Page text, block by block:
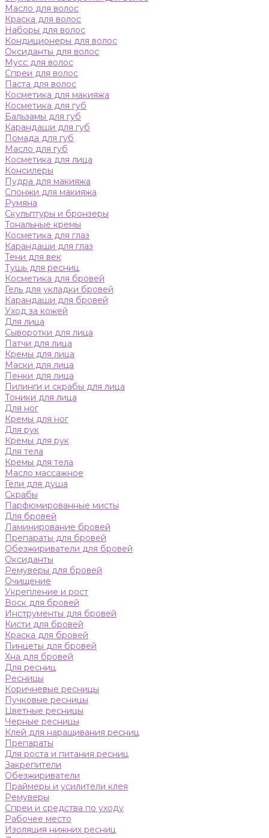
Масло для волос
Краска для волос
Наборы для волос
Кондиционеры для волос
Оксиданты для волос
Мусс для волос
Спреи для волос
Паста для волос
Косметика для макияжа
Косметика для губ
Бальзамы для губ
Карандаши для губ
Помада для губ
Масло для губ
Косметика для лица
Консилеры
Пудра для макияжа
Спонжи для макияжа
Румяна
Скульптуры и бронзеры
Тональные кремы
Косметика для глаз
Карандаши для глаз
Тени для век
Тушь для ресниц
Косметика для бровей
Гель для укладки бровей
Карандаши для бровей
Уход за кожей
Для лица
Сыворотки для лица
Патчи для лица
Кремы для лица
Маски для лица
Пенки для лица
Пилинги и скрабы для лица
Тоники для лица
Для ног
Кремы для ног
Для рук
Кремы для рук
Для тела
Кремы для тела
Масло массажное
Гели для душа
Скрабы
Парфюмированные мисты
Для бровей
Ламинирование бровей
Препараты для бровей
Обезжириватели для бровей
Оксиданты
Ремуверы для бровей
Очищение
Укрепление и рост
Воск для бровей
Инструменты для бровей
Кисти для бровей
Краска для бровей
Пинцеты для бровей
Хна для бровей
Для ресниц
Ресницы
Коричневые ресницы
Пучковые ресницы
Цветные ресницы
Черные ресницы
Клей для наращивания ресниц
Препараты
Для роста и питания ресниц
Закрепители
Обезжириватели
Праймеры и усилители клея
Ремуверы
Спреи и средства по уходу
Рабочее место
Изоляция нижних ресниц